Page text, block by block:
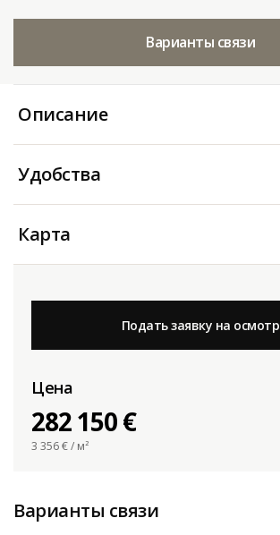
Варианты связи
Описание
Удобства
Карта
Подать заявку на осмотр
Цена
282 150 €
3 356€ / м²
Варианты связи